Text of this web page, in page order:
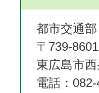
都市交通
〒739-8601
東広島市
電話：